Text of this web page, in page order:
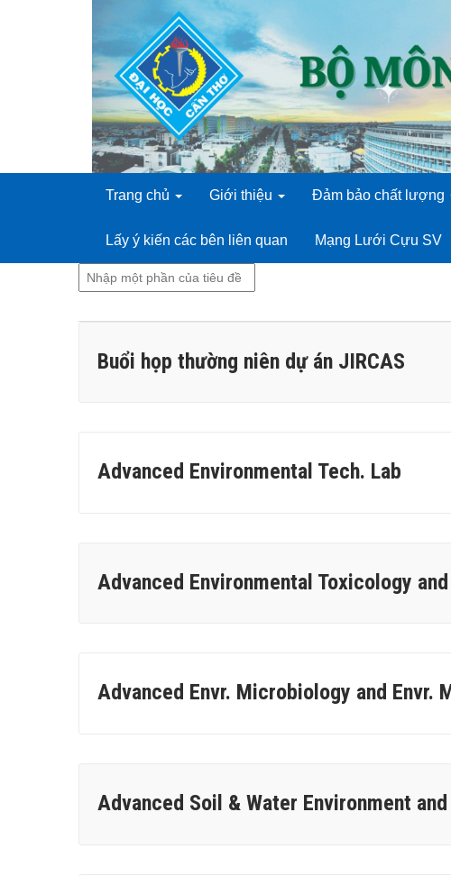
Trang chủ Giới thiệu Đảm bảo chất lượng
Lấy ý kiến các bên liên quan Mạng Lưới Cựu SV
Nhập
một
phần
tiêuBuổi họp thường niên dự án JIRCAS
Advanced Environmental Tech. Lab
Advanced Environmental Toxicology
Advanced Envr. Microbiology and Envr.
Advanced Soil & Water Environment